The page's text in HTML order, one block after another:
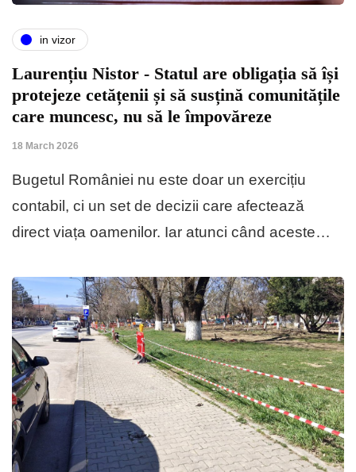
in vizor
Laurențiu Nistor - Statul are obligația să își
protejeze cetățenii și să susțină comunitățile
care muncesc, nu să le împovăreze
18 March 2026
Bugetul României nu este doar un exercițiu
contabil, ci un set de decizii care afectează
direct viața oamenilor. Iar atunci când aceste…